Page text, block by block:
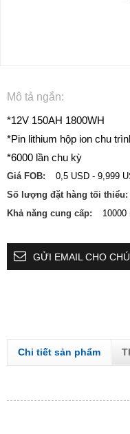
Mô tả ngắn:
*12V 150AH 1800WH
*Pin lithium hộp ion chu
*6000 lần chu kỳ
Giá FOB:
0,5 USD - 9,999
Số lượng đặt hàng tối thiểu:
Khả năng cung cấp:
10000
GỬI EMAIL CHO
Chi tiết sản phẩm